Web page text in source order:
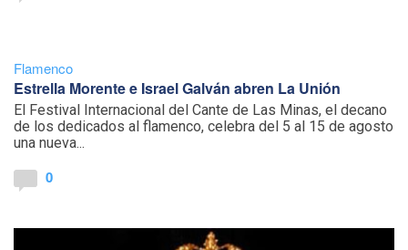
Flamenco
Estrella Morente e Israel Galván abren La Unión
El Festival Internacional del Cante de Las Minas, el decano
de los dedicados al flamenco, celebra del 5 al 15 de agosto
una nueva...
0